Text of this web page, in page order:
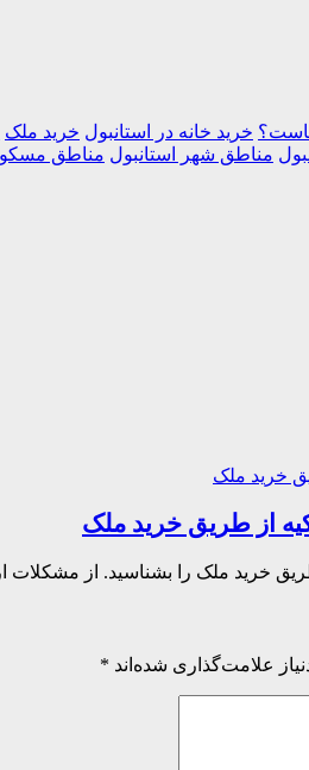
خرید خانه در استانبول خرید ملک
مناطق شهر استانبول مناطق
خرید ملک را بشناسید. از
علامت‌گذاری شده‌اند *